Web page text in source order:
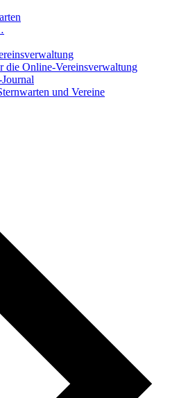
die Online-Vereinsverwaltung
und Vereine